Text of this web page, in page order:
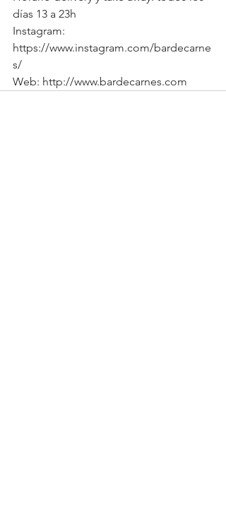
días 13 a 23h
Instagram:
https://www.instagram.com/bardecarne
s/
Web: http://www.bardecarnes.com